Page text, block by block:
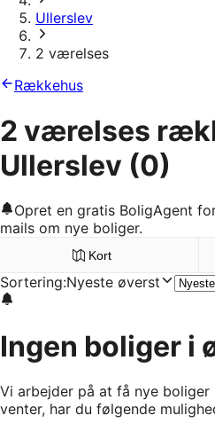
Ullerslev
2 værelses
Rækkehus
2 værelses
Ullerslev (0)
Opret en gratis BoligAgent
mails om nye boliger.
Kort
Sortering:Nyeste øverst
Ingen boliger i
Vi arbejder på at få nye boliger
venter, har du følgende